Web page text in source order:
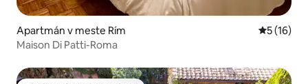
Apartmán v meste Rím
5 (16)
Maison Di Patti-Roma